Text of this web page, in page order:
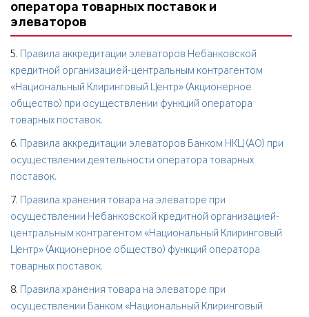
оператора товарных поставок и
элеваторов
5.
Правила аккредитации элеваторов Небанковской
кредитной организацией-центральным контрагентом
«Национальный Клиринговый Центр» (Акционерное
общество) при осуществлении функций оператора
товарных поставок.
6.
Правила аккредитации элеваторов Банком НКЦ (АО) при
осуществлении деятельности оператора товарных
поставок.
7.
Правила хранения товара на элеваторе при
осуществлении Небанковской кредитной организацией-
центральным контрагентом «Национальный Клиринговый
Центр» (Акционерное общество) функций оператора
товарных поставок.
8.
Правила хранения товара на элеваторе при
осуществлении Банком «Национальный Клиринговый